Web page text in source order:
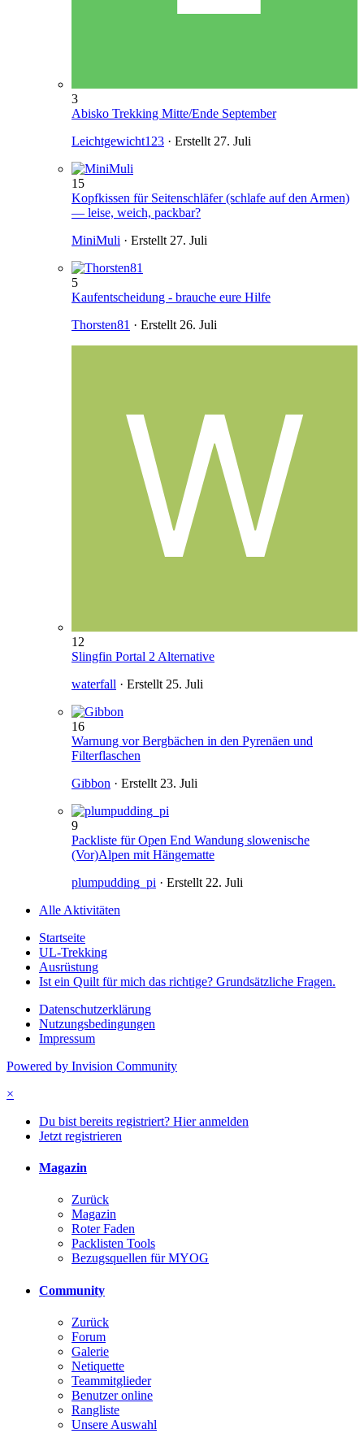
3
Abisko Trekking Mitte/Ende September
Leichtgewicht123 · Erstellt 27. Juli
15
Kopfkissen für Seitenschläfer (schlafe auf den Armen)
— leise, weich, packbar?
MiniMuli · Erstellt 27. Juli
5
Kaufentscheidung - brauche eure Hilfe
Thorsten81 · Erstellt 26. Juli
12
Slingfin Portal 2 Alternative
waterfall · Erstellt 25. Juli
16
Warnung vor Bergbächen in den Pyrenäen und
Filterflaschen
Gibbon · Erstellt 23. Juli
9
Packliste für Open End Wandung slowenische
(Vor)Alpen mit Hängematte
plumpudding_pi · Erstellt 22. Juli
Alle Aktivitäten
Startseite
UL-Trekking
Ausrüstung
Ist ein Quilt für mich das richtige? Grundsätzliche Fragen.
Datenschutzerklärung
Nutzungsbedingungen
Impressum
Powered by Invision Community
×
Du bist bereits registriert? Hier anmelden
Jetzt registrieren
Magazin
Zurück
Magazin
Roter Faden
Packlisten Tools
Bezugsquellen für MYOG
Community
Zurück
Forum
Galerie
Netiquette
Teammitglieder
Benutzer online
Rangliste
Unsere Auswahl